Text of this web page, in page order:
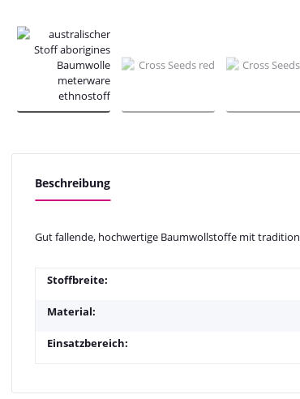
Beschreibung
Gut fallende, hochwertige Baumwollstoffe mit
Stoffbreite:
Material:
Einsatzbereich: